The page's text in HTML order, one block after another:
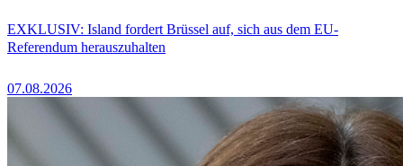
EXKLUSIV: Island fordert Brüssel auf, sich aus dem EU-
Referendum herauszuhalten
07.08.2026